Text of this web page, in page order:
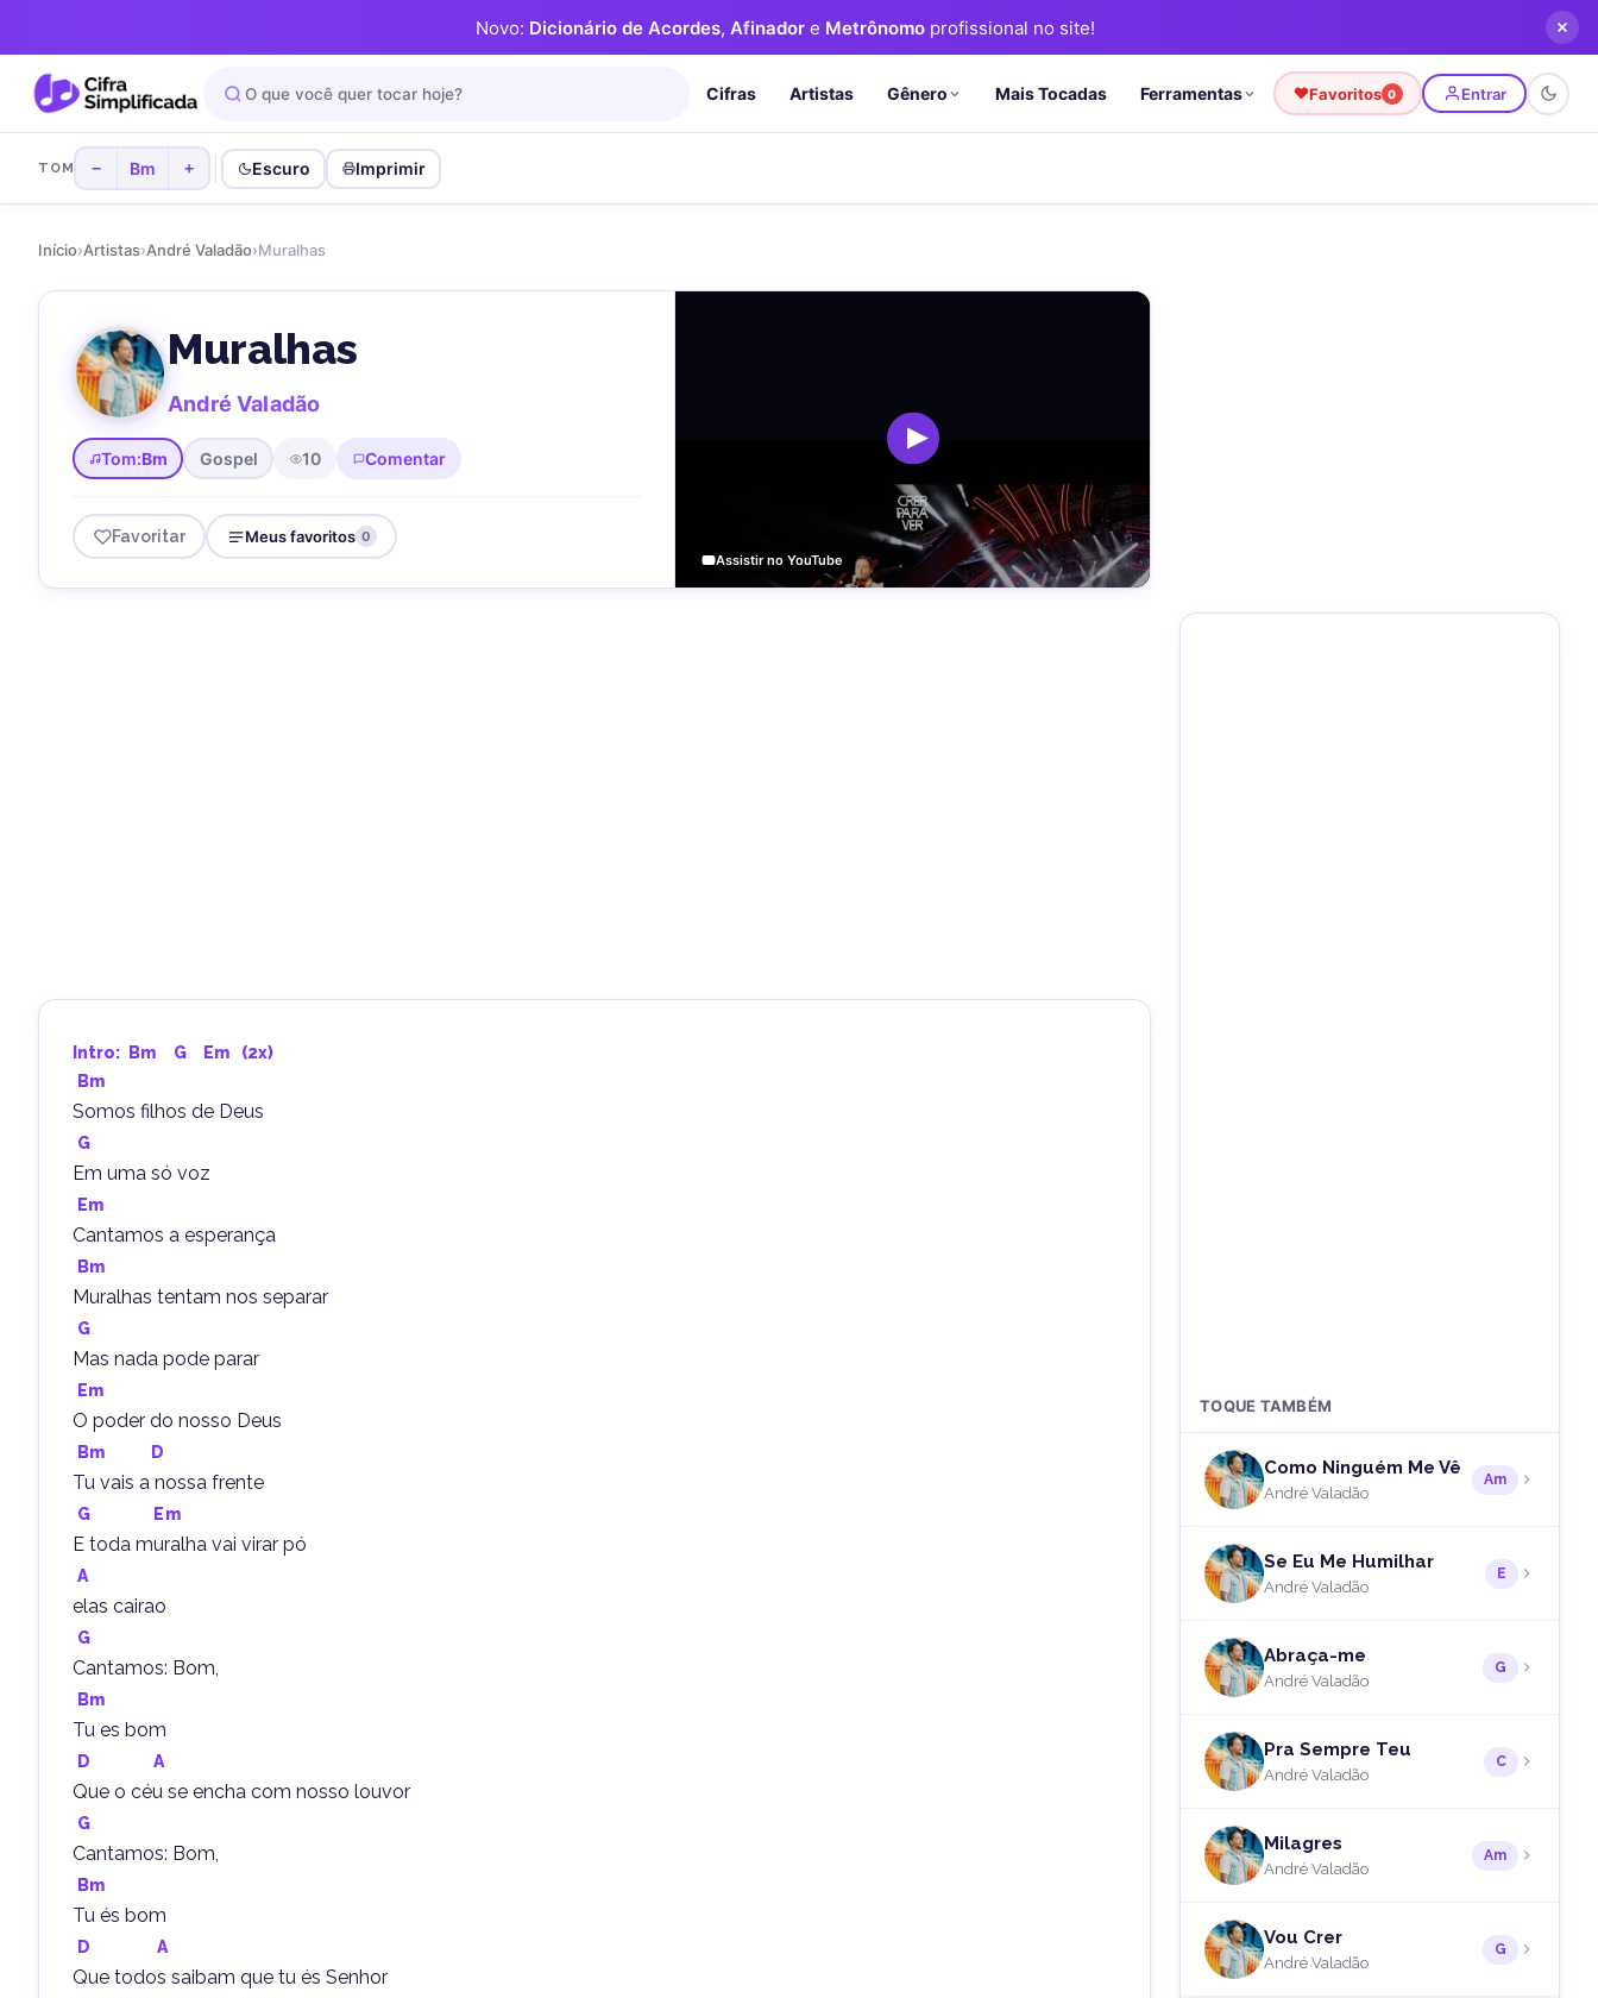
Novo: Dicionário de Acordes, Afinadore Metrônomoprofissional no site!
Cifras Artistas Gênero Mais Tocadas Ferramentas Favoritos 0 Entrar
TOM − Bm + Escuro Imprimir
Início›Artistas›André Valadão›Muralhas
Muralhas
André Valadão
Tom:Bm Gospel 10 Comentar
Favoritar Meus favoritos 0
Assistir no YouTube
Intro: Bm G Em
(2x)
Bm
Somos filhos de Deus
G
Em uma só voz
Em
Cantamos a esperança
Bm
Muralhas tentam nos separar
G
Mas nada pode parar
Em
O poder do nosso Deus
Bm D
Tu vais a nossa frente
G Em
E toda muralha vai virar pó
A
elas cairao
G
Cantamos: Bom,
Bm
Tu es bom
D A
Que o céu se encha com nosso louvor
G
Cantamos: Bom,
Bm
Tu és bom
D A
Que todos saibam que tu és Senhor
TOQUE TAMBÉM
Como Ninguém Me Vê
André Valadão
Am
Se Eu Me Humilhar
André Valadão
E
Abraça-me
André Valadão
G
Pra Sempre Teu
André Valadão
C
Milagres
André Valadão
Am
Vou Crer
André Valadão
G